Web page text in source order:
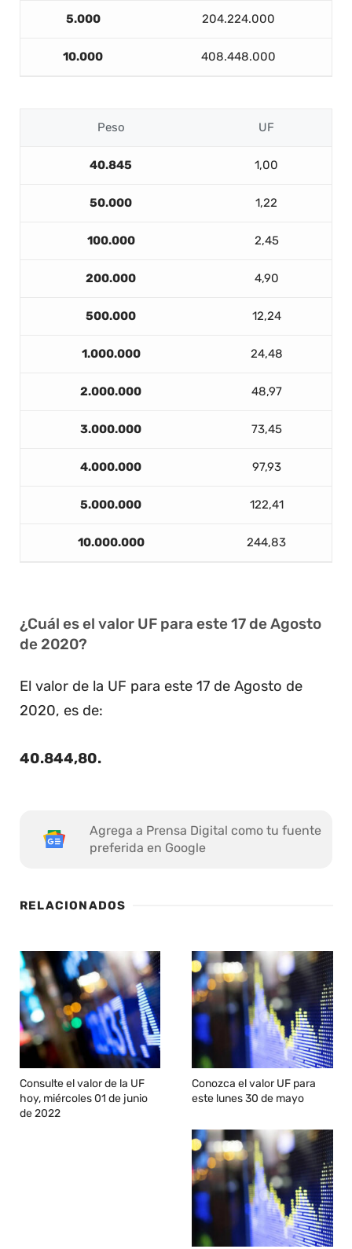
5.000 204.224.000
10.000 408.448.000
Peso UF
40.845 1,00
50.000 1,22
100.000 2,45
200.000 4,90
500.000 12,24
1.000.000 24,48
2.000.000 48,97
3.000.000 73,45
4.000.000 97,93
5.000.000 122,41
10.000.000 244,83
¿Cuál es el valor UF para este 17 de Agosto
de 2020?
El valor de la UF para este 17 de Agosto de
2020, es de:
40.844,80.
Agrega a Prensa Digital como tu fuente
preferida en Google
RELACIONADOS
Consulte el valor de la UF
hoy, miércoles 01 de junio
de 2022
Conozca el valor UF para
este lunes 30 de mayo